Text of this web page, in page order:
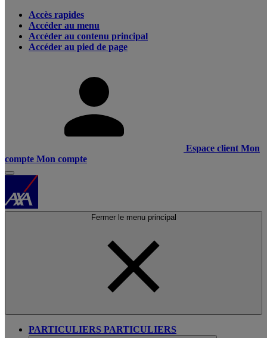
Accès rapides
Accéder au menu
Accéder au contenu principal
Accéder au pied de page
Espace client Mon
compte Mon compte
Fermer le menu principal
PARTICULIERS PARTICULIERS